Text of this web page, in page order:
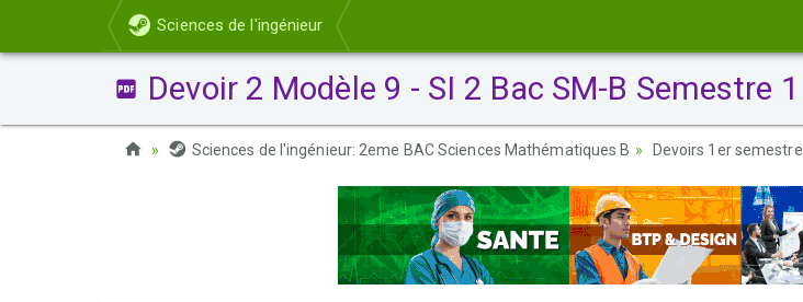
Sciences de l'ingénieur
Devoir 2 Modèle 9 - SI 2 Bac SM-B Semestre 1
Sciences de l'ingénieur: 2eme BAC Sciences Mathématiques B Devoirs 1er semestre